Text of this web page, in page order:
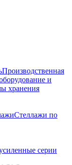
Производственная
и
хранения
Стеллажи по
серии